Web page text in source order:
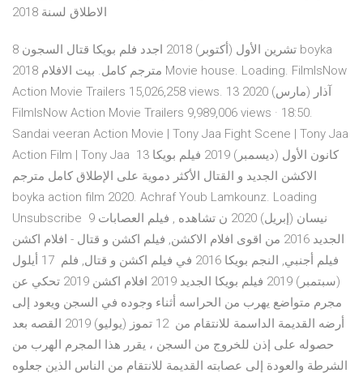
الاطلاق لسنة 2018
8 تشرين الأول (أكتوبر) 2018 اجدد فلم بويكا قتال السجون boyka
2018 مترجم كامل. بيت الافلام Movie house. Loading. FilmIsNow
Action Movie Trailers 15,026,258 views. 13 آذار (مارس) 2020
FilmIsNow Action Movie Trailers 9,989,006 views · 18:50.
Sandai veeran Action Movie | Tony Jaa Fight Scene | Tony Jaa
Action Film | Tony Jaa 13 كانون الأول (ديسمبر) 2019 فيلم بويكا
الاكشن الجديد و القتال الأكثر دموية على الإطلاق كامل مترجم
boyka action film 2020. Achraf Youb Lamkounz. Loading
Unsubscribe 9 نيسان (إبريل) 2020 ن تشاهده , فيلم العصابات
الجديد 2016 من اقوى افلام الاكشن, فيلم اكشن و قتال - افلام اكشن
فيلم أجنبي, النجم بويكا 2016 في فيلم اكشن و قتال, فلم 17 أيلول
(سبتمبر) 2019 فيلم بويكا الجديد 2019 افلام اكشن 2019 تحكي عن
مجرم متواضع يهرب من الحراسه أثناء وجوده في السجن ويعود إلى
أرضه القديمة الداسمة للانتقام من 12 تموز (يوليو) 2019 القصه بعد
حصوله على إذن للخروج من السجن ، يقرر هذا المجرم الهرب من
الشرطة والعودة إلى عصابته القديمة للانتقام من الناس الذين جعلوه